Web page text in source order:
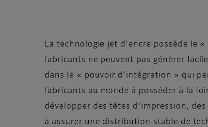
La technologie jet d'encre possède le
fabricants ne peuvent pas générer
dans le « pouvoir d'intégration » qui
fabricants au monde à posséder à la
développer des têtes d'impression,
à assurer une distribution stable de